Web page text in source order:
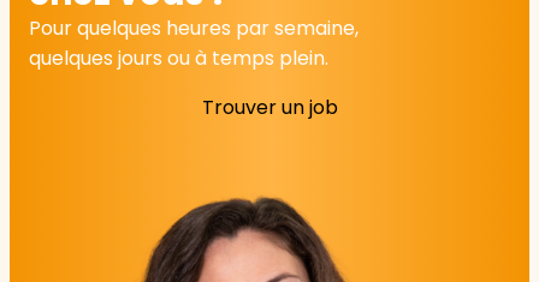
Pour quelques heures par semaine,
quelques jours ou à temps plein.
Trouver un job